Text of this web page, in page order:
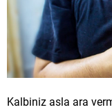
Kalbiniz asla ara